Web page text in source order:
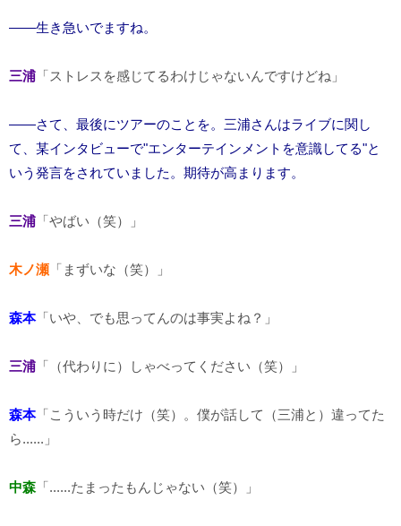
――生き急いでますね。
三浦 「ストレスを感じてるわけじゃないんですけどね」
――さて、最後にツアーのことを。三浦さんはライブに関し
て、某インタビューで"エンターテインメントを意識してる"と
いう発言をされていました。期待が高まります。
三浦 「やばい（笑）」
木ノ瀬 「まずいな（笑）」
森本「いや、でも思ってんのは事実よね？」
三浦 「（代わりに）しゃべってください（笑）」
森本「こういう時だけ（笑）。僕が話して（三浦と）違ってた
ら......」
中森 「......たまったもんじゃない（笑）」